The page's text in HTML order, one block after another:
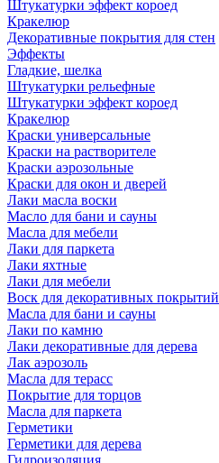
Штукатурки эффект короед
Кракелюр
Декоративные покрытия для стен
Эффекты
Гладкие, шелка
Штукатурки рельефные
Штукатурки эффект короед
Кракелюр
Краски универсальные
Краски на растворителе
Краски аэрозольные
Краски для окон и дверей
Лаки масла воски
Масло для бани и сауны
Масла для мебели
Лаки для паркета
Лаки яхтные
Лаки для мебели
Воск для декоративных покрытий
Масла для бани и сауны
Лаки по камню
Лаки декоративные для дерева
Лак аэрозоль
Масла для терасс
Покрытие для торцов
Масла для паркета
Герметики
Герметики для дерева
Гидроизоляция